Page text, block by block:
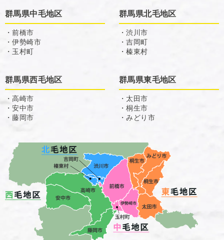
群馬県中毛地区
・前橋市
・伊勢崎市
・玉村町
群馬県北毛地区
・渋川市
・吉岡町
・榛東村
群馬県西毛地区
・高崎市
・安中市
・藤岡市
群馬県東毛地区
・太田市
・桐生市
・みどり市